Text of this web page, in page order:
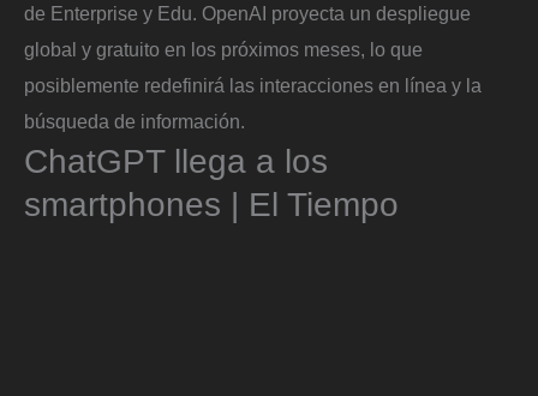
de Enterprise y Edu. OpenAI proyecta un despliegue
global y gratuito en los próximos meses, lo que
posiblemente redefinirá las interacciones en línea y la
búsqueda de información.
ChatGPT llega a los
smartphones | El Tiempo